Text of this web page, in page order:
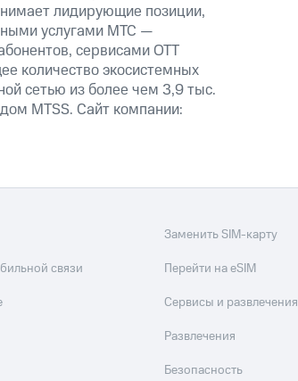
лидирующие позиции,
услугами МТС —
сервисами OTT
количество экосистемных
сетью из более чем 3,9 тыс.
MTSS. Сайт компании:
связи
Заменить SIM-карту
Перейти на eSIM
Сервисы и развлечения
Развлечения
Безопасность